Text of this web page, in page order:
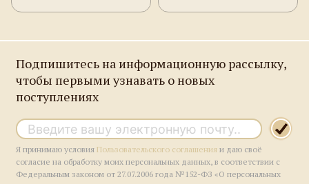
Подпишитесь на информационную рассылку,
чтобы первыми узнавать о новых
поступлениях
Я принимаю условияПользовательского соглашения и даю своё
согласие на обработку моих персональных данных, в соответствии с
Федеральным законом от 27.07.2006 года №152-ФЗ «О персональных